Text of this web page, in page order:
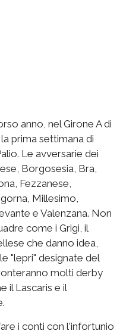
anno, nel Girone A di
prima settimana di
Le avversarie dei
Borgosesia, Bra,
Fezzanese,
Millesimo,
e Valenzana. Non
come i Grigi, il
che danno idea,
"lepri" designate del
molti derby
il Lascaris e il
i conti con l'infortunio